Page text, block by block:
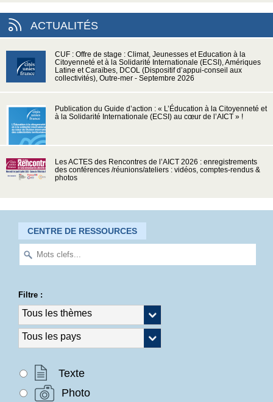
ACTUALITÉS
CUF : Offre de stage : Climat, Jeunesses et Education à la
Citoyenneté et à la Solidarité Internationale (ECSI), Amériques
Latine et Caraïbes, DCOL (Dispositif d’appui-conseil aux
collectivités), Outre-mer - Septembre 2026
Publication du Guide d’action : « L’Éducation à la Citoyenneté et
à la Solidarité Internationale (ECSI) au cœur de l’AICT » !
Les ACTES des Rencontres de l’AICT 2026 : enregistrements
des conférences /réunions/ateliers : vidéos, comptes-rendus &
photos
CENTRE DE RESSOURCES
Filtre :
Texte
Photo